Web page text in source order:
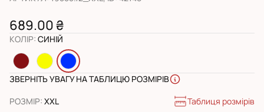
689.00 ₴
КОЛІР: СИНІЙ
ЗВЕРНІТЬ УВАГУ НА ТАБЛИЦЮ РОЗМІРІВ
РОЗМІР: XXL Таблиця розмірів